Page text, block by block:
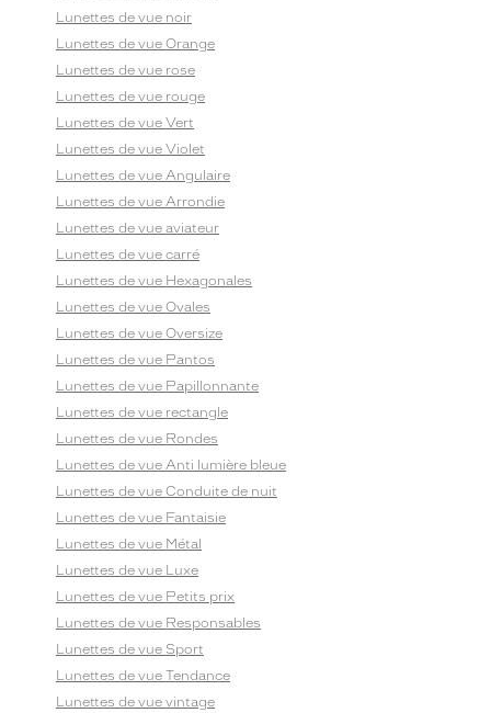
Lunettes de vue noir
Lunettes de vue Orange
Lunettes de vue rose
Lunettes de vue rouge
Lunettes de vue Vert
Lunettes de vue Violet
Lunettes de vue Angulaire
Lunettes de vue Arrondie
Lunettes de vue aviateur
Lunettes de vue carré
Lunettes de vue Hexagonales
Lunettes de vue Ovales
Lunettes de vue Oversize
Lunettes de vue Pantos
Lunettes de vue Papillonnante
Lunettes de vue rectangle
Lunettes de vue Rondes
Lunettes de vue Anti lumière bleue
Lunettes de vue Conduite de nuit
Lunettes de vue Fantaisie
Lunettes de vue Métal
Lunettes de vue Luxe
Lunettes de vue Petits prix
Lunettes de vue Responsables
Lunettes de vue Sport
Lunettes de vue Tendance
Lunettes de vue vintage